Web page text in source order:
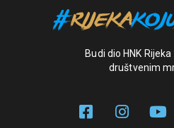
Budi dio HNK
društvenim